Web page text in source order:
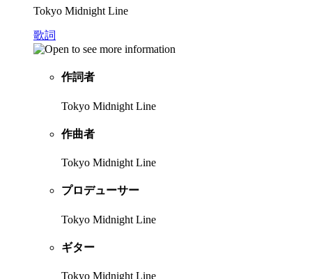
Tokyo Midnight Line
歌詞
作詞者
Tokyo Midnight Line
作曲者
Tokyo Midnight Line
プロデューサー
Tokyo Midnight Line
ギター
Tokyo Midnight Line